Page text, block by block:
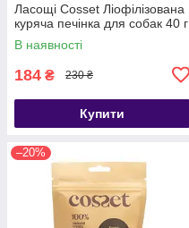
Ласощі Cosset Ліофілізована
куряча печінка для собак 40 г
В наявності
184 ₴ 230 ₴
Купити
–20%